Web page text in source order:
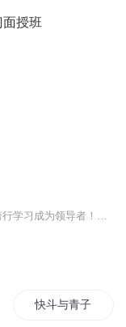
面授班
快斗与青子的情